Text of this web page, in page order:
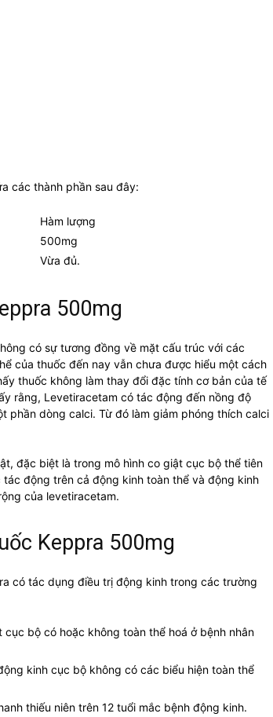
các thành phần sau đây:
Hàm lượng
500mg
Vừa đủ.
500mg
có sự tương đồng về mặt cấu trúc với các
của thuốc đến nay vẫn chưa được hiểu một cách
thuốc không làm thay đổi đặc tính cơ bản của tế
rằng, Levetiracetam có tác động đến nồng độ
phần dòng calci. Từ đó làm giảm phóng thích calci
đặc biệt là trong mô hình co giật cục bộ thể tiên
động trên cả động kinh toàn thể và động kinh
của levetiracetam.
Keppra 500mg
có tác dụng điều trị động kinh trong các trường
bộ có hoặc không toàn thể hoá ở bệnh nhân
kinh cục bộ không có các biểu hiện toàn thể
thiếu niên trên 12 tuổi mắc bệnh động kinh.